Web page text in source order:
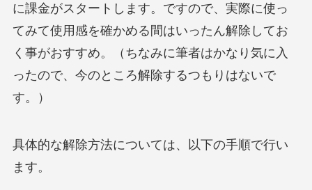
に課金がスタートします。ですので、実際に使っ
てみて使用感を確かめる間はいったん解除してお
く事がおすすめ。（ちなみに筆者はかなり気に入
ったので、今のところ解除するつもりはないで
す。）
具体的な解除方法については、以下の手順で行い
ます。